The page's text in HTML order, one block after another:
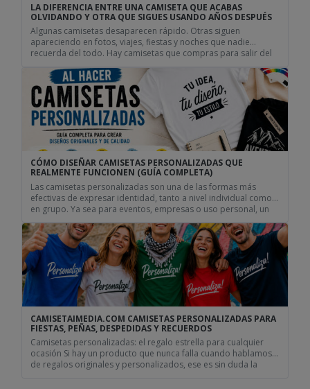
LA DIFERENCIA ENTRE UNA CAMISETA QUE ACABAS
OLVIDANDO Y OTRA QUE SIGUES USANDO AÑOS DESPUÉS
Algunas camisetas desaparecen rápido. Otras siguen
apareciendo en fotos, viajes, fiestas y noches que nadie
recuerda del todo. Hay camisetas que compras para salir del
gracia durante unas horas y después se pierden en el armario
sin demasiada historia. Pero hay otras que sobreviven a
mudanzas, […]
CÓMO DISEÑAR CAMISETAS PERSONALIZADAS QUE
REALMENTE FUNCIONEN (GUÍA COMPLETA)
Las camisetas personalizadas son una de las formas más
efectivas de expresar identidad, tanto a nivel individual como
en grupo. Ya sea para eventos, empresas o uso personal, un
desapercibida y una que realmente funciona. Si estás
pensando en crear tu propio diseño, puedes ver […]
CAMISETAIMEDIA.COM CAMISETAS PERSONALIZADAS PARA
FIESTAS, PEÑAS, DESPEDIDAS Y RECUERDOS
Camisetas personalizadas: el regalo estrella para cualquier
ocasión Si hay un producto que nunca falla cuando hablamos
de regalos originales y personalizados, ese es sin duda la